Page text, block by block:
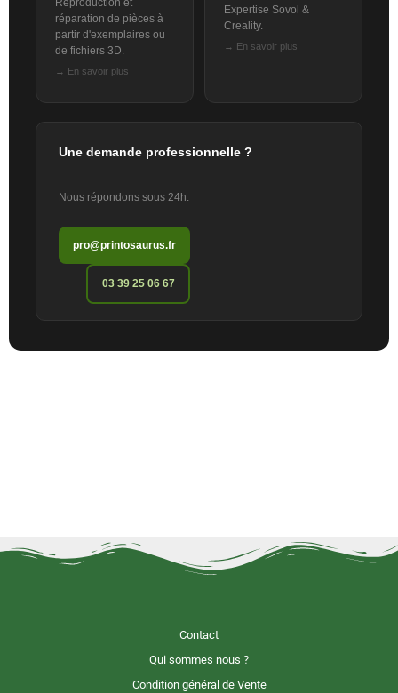
Reproduction et
réparation de pièces à
partir d'exemplaires ou
de fichiers 3D.
→ En savoir plus
Expertise Sovol &
Creality.
→ En savoir plus
Une demande professionnelle ?
Nous répondons sous 24h.
pro@printosaurus.fr
03 39 25 06 67
Contact
Qui sommes nous ?
Condition général de Vente